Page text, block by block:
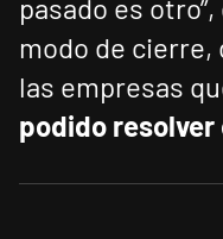
pasado es
modo de cierre,
las empresas
podido resolver